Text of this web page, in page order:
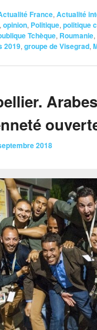
France, Actualité
, opinion, Politique, politique
Tchèque, Roumanie,
2019, groupe de Visegrad,
2018